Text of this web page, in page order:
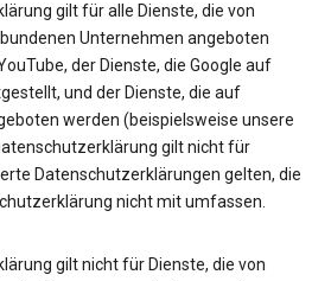
gilt für alle Dienste, die von
Unternehmen angeboten
der Dienste, die Google auf
und der Dienste, die auf
werden (beispielsweise unsere
gilt nicht für
Datenschutzerklärungen gelten, die
nicht mit umfassen.
gilt nicht für Dienste, die von